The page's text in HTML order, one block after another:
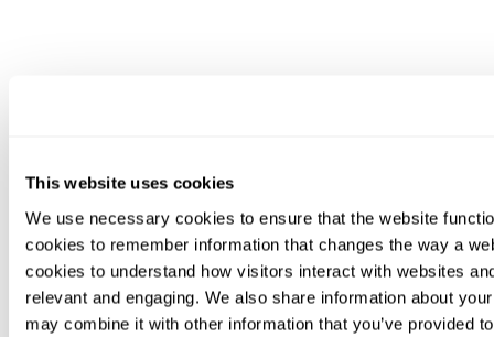
This website uses cookies
We use necessary cookies to ensure that the website
cookies to remember information that changes the way a
cookies to understand how visitors interact with websites
relevant and engaging. We also share information about
may combine it with other information that you’ve provided